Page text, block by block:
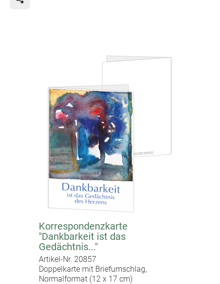
Korrespondenzkarte
"Dankbarkeit ist das
Gedächtnis..."
Artikel-Nr. 20857
Doppelkarte mit Briefumschlag,
Normalformat (12 x 17 cm)